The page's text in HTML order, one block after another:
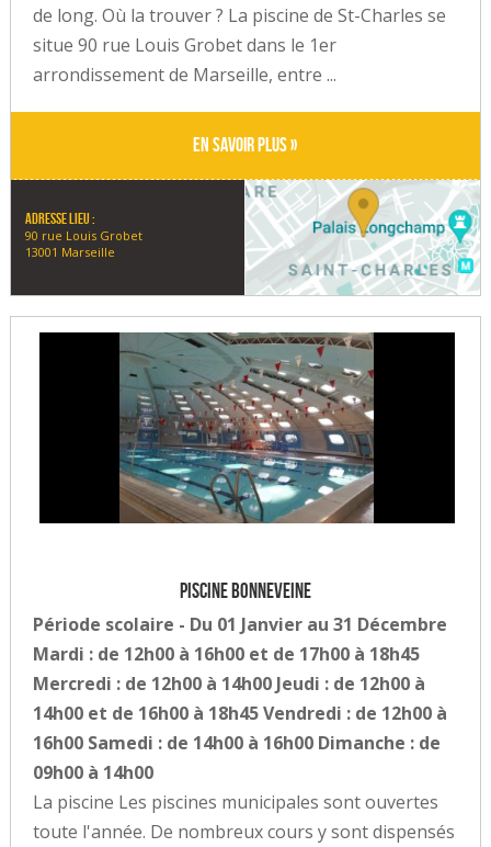
de long. Où la trouver ? La piscine de St-Charles se
situe 90 rue Louis Grobet dans le 1er
arrondissement de Marseille, entre ...
En savoir plus »
Adresse lieu :
90 rue Louis Grobet
13001 Marseille
Piscine Bonneveine
Période scolaire - Du 01 Janvier au 31 Décembre
Mardi : de 12h00 à 16h00 et de 17h00 à 18h45
Mercredi : de 12h00 à 14h00 Jeudi : de 12h00 à
14h00 et de 16h00 à 18h45 Vendredi : de 12h00 à
16h00 Samedi : de 14h00 à 16h00 Dimanche : de
09h00 à 14h00
La piscine Les piscines municipales sont ouvertes
toute l'année. De nombreux cours y sont dispensés